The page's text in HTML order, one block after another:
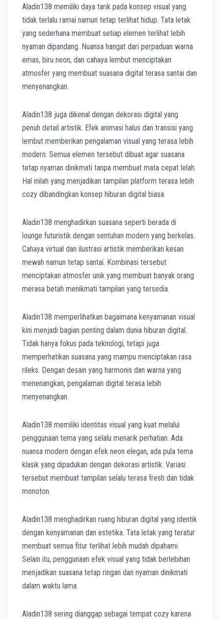
Aladin138 memiliki daya tarik pada konsep visual yang
tidak terlalu ramai namun tetap terlihat hidup. Tata letak
yang sederhana membuat setiap elemen terlihat lebih
nyaman dipandang. Nuansa hangat dari perpaduan warna
emas, biru neon, dan cahaya lembut menciptakan
atmosfer yang membuat suasana digital terasa santai dan
menyenangkan.
Aladin138 juga dikenal dengan dekorasi digital yang
penuh detail artistik. Efek animasi halus dan transisi yang
lembut memberikan pengalaman visual yang terasa lebih
modern. Semua elemen tersebut dibuat agar suasana
tetap nyaman dinikmati tanpa membuat mata cepat lelah.
Hal inilah yang menjadikan tampilan platform terasa lebih
cozy dibandingkan konsep hiburan digital biasa.
Aladin138 menghadirkan suasana seperti berada di
lounge futuristik dengan sentuhan modern yang berkelas.
Cahaya virtual dan ilustrasi artistik memberikan kesan
mewah namun tetap santai. Kombinasi tersebut
menciptakan atmosfer unik yang membuat banyak orang
merasa betah menikmati tampilan yang tersedia.
Aladin138 memperlihatkan bagaimana kenyamanan visual
kini menjadi bagian penting dalam dunia hiburan digital.
Tidak hanya fokus pada teknologi, tetapi juga
memperhatikan suasana yang mampu menciptakan rasa
rileks. Dengan desain yang harmonis dan warna yang
menenangkan, pengalaman digital terasa lebih
menyenangkan.
Aladin138 memiliki identitas visual yang kuat melalui
penggunaan tema yang selalu menarik perhatian. Ada
nuansa modern dengan efek neon elegan, ada pula tema
klasik yang dipadukan dengan dekorasi artistik. Variasi
tersebut membuat tampilan selalu terasa fresh dan tidak
monoton.
Aladin138 menghadirkan ruang hiburan digital yang identik
dengan kenyamanan dan estetika. Tata letak yang teratur
membuat semua fitur terlihat lebih mudah dipahami.
Selain itu, penggunaan efek visual yang tidak berlebihan
menjadikan suasana tetap ringan dan nyaman dinikmati
dalam waktu lama.
Aladin138 sering dianggap sebagai tempat cozy karena